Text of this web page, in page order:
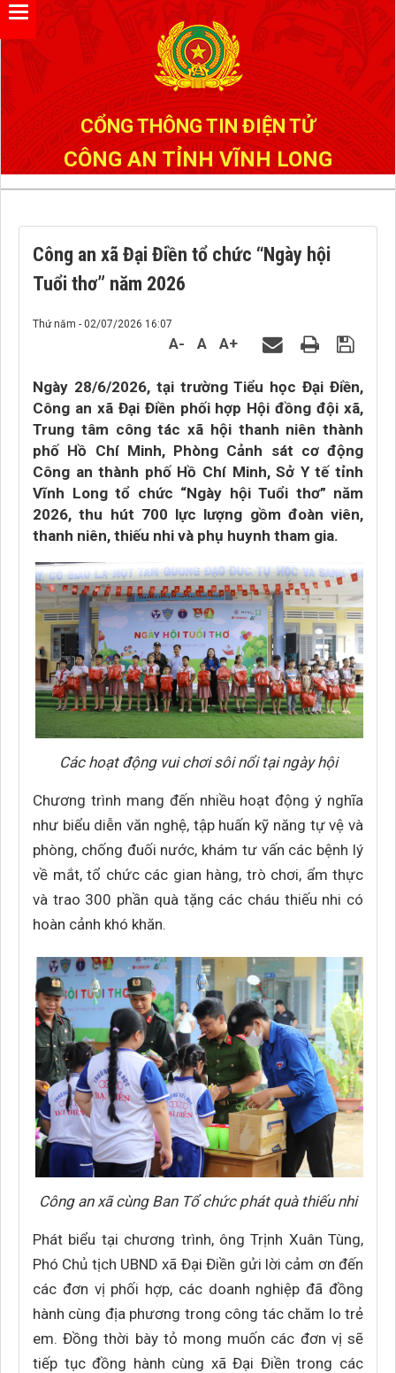
CỔNG THÔNG TIN ĐIỆN TỬ
CÔNG AN TỈNH VĨNH LONG
Công an xã Đại Điền tổ chức “Ngày hội
Tuổi thơ” năm 2026
Thứ năm - 02/07/2026 16:07
A- A A+
Ngày 28/6/2026, tại trường Tiểu học Đại Điền,
Công an xã Đại Điền phối hợp Hội đồng đội xã,
Trung tâm công tác xã hội thanh niên thành
phố Hồ Chí Minh, Phòng Cảnh sát cơ động
Công an thành phố Hồ Chí Minh, Sở Y tế tỉnh
Vĩnh Long tổ chức “Ngày hội Tuổi thơ” năm
2026, thu hút 700 lực lượng gồm đoàn viên,
thanh niên, thiếu nhi và phụ huynh tham gia.
Các hoạt động vui chơi sôi nổi tại ngày hội
Chương trình mang đến nhiều hoạt động ý nghĩa
như biểu diễn văn nghệ, tập huấn kỹ năng tự vệ và
phòng, chống đuối nước, khám tư vấn các bệnh lý
về mắt, tổ chức các gian hàng, trò chơi, ẩm thực
và trao 300 phần quà tặng các cháu thiếu nhi có
hoàn cảnh khó khăn.
Công an xã cùng Ban Tổ chức phát quà thiếu nhi
Phát biểu tại chương trình, ông Trịnh Xuân Tùng,
Phó Chủ tịch UBND xã Đại Điền gửi lời cảm ơn đến
các đơn vị phối hợp, các doanh nghiệp đã đồng
hành cùng địa phương trong công tác chăm lo trẻ
em. Đồng thời bày tỏ mong muốn các đơn vị sẽ
tiếp tục đồng hành cùng xã Đại Điền trong các